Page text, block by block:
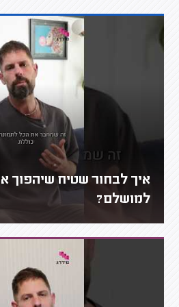
איך לבחור שטיח שיהפוך
למושלם?